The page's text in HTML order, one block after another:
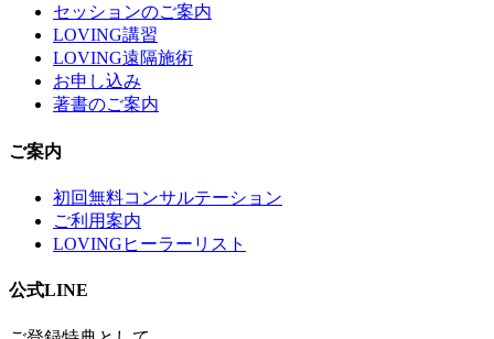
セッションのご案内
LOVING講習
LOVING遠隔施術
お申し込み
著書のご案内
ご案内
初回無料コンサルテーション
ご利用案内
LOVINGヒーラーリスト
公式LINE